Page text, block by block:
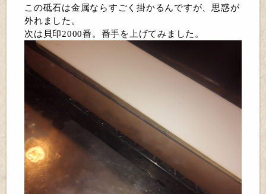
この砥石は金属ならすごく掛かるんですが、思惑が
外れました。
次は貝印2000番。番手を上げてみました。